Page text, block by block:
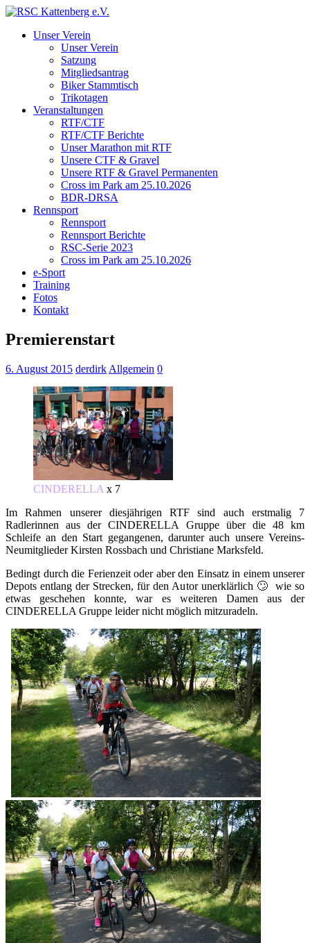
Unser Verein
Unser Verein
Satzung
Mitgliedsantrag
Biker Stammtisch
Trikotagen
Veranstaltungen
RTF/CTF
RTF/CTF Berichte
Unser Marathon mit RTF
Unsere CTF & Gravel
Unsere RTF & Gravel Permanenten
Cross im Park am 25.10.2026
BDR-DRSA
Rennsport
Rennsport
Rennsport Berichte
RSC-Serie 2023
Cross im Park am 25.10.2026
e-Sport
Training
Fotos
Kontakt
Premierenstart
6. August 2015 derdirk Allgemein 0
CINDERELLA x 7
Im Rahmen unserer diesjährigen RTF sind auch erstmalig 7
Radlerinnen aus der CINDERELLA Gruppe über die 48 km
Schleife an den Start gegangenen, darunter auch unsere Vereins-
Neumitglieder Kirsten Rossbach und Christiane Marksfeld.
Bedingt durch die Ferienzeit oder aber den Einsatz in einem unserer
Depots entlang der Strecken, für den Autor unerklärlich 🙄 wie so
etwas geschehen konnte, war es weiteren Damen aus der
CINDERELLA Gruppe leider nicht möglich mitzuradeln.